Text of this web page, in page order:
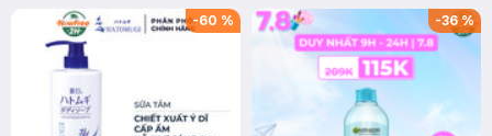
(SL có hạn)
-60 % -36%